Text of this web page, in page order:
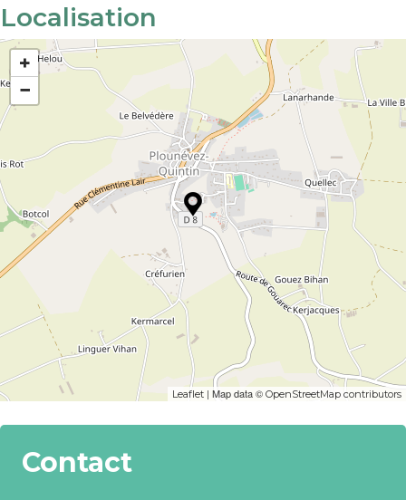
Localisation
+
−
Leaflet | Map data © OpenStreetMap contributors
Contact